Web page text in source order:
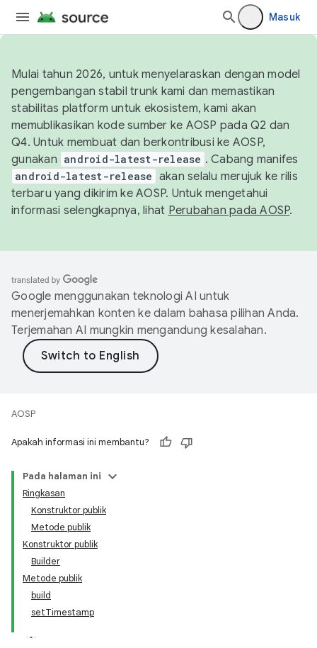
Masuk
Mulai tahun 2026, untuk menyelaraskan dengan model
pengembangan stabil trunk kami dan memastikan
stabilitas platform untuk ekosistem, kami akan
memublikasikan kode sumber ke AOSP pada Q2 dan
Q4. Untuk membuat dan berkontribusi ke AOSP,
gunakan android-latest-release . Cabang manifes
android-latest-release akan selalu merujuk ke rilis
terbaru yang dikirim ke AOSP. Untuk mengetahui
informasi selengkapnya, lihat Perubahan pada AOSP.
Google menggunakan teknologi AI untuk
menerjemahkan konten ke dalam bahasa pilihan Anda.
Terjemahan AI mungkin mengandung kesalahan.
AOSP
Apakah informasi ini membantu?
Pada halaman ini
Ringkasan
Konstruktor publik
Metode publik
Konstruktor publik
Builder
Metode publik
build
setTimestamp